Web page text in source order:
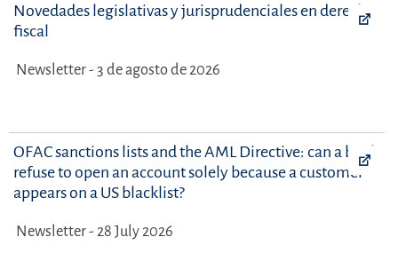
Novedades legislativas y jurisprudenciales en derecho
fiscal
Newsletter - 3 de agosto de 2026
OFAC sanctions lists and the AML Directive: can a bank
refuse to open an account solely because a customer
appears on a US blacklist?
Newsletter - 28 July 2026